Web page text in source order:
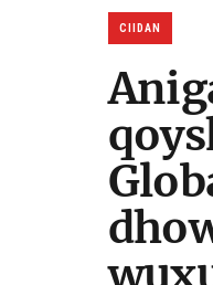
CIIDAN